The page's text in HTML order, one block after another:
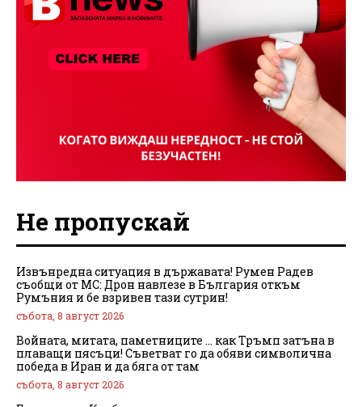
Не пропускай
Извънредна ситуация в държавата! Румен Радев
съобщи от МС: Дрон навлезе в България откъм
Румъния и бе взривен тази сутрин!
събота, 8 август 2026
Войната, митата, паметниците … как Тръмп затъна в
плаващи пясъци! Съветват го да обяви символична
победа в Иран и да бяга от там
събота, 8 август 2026